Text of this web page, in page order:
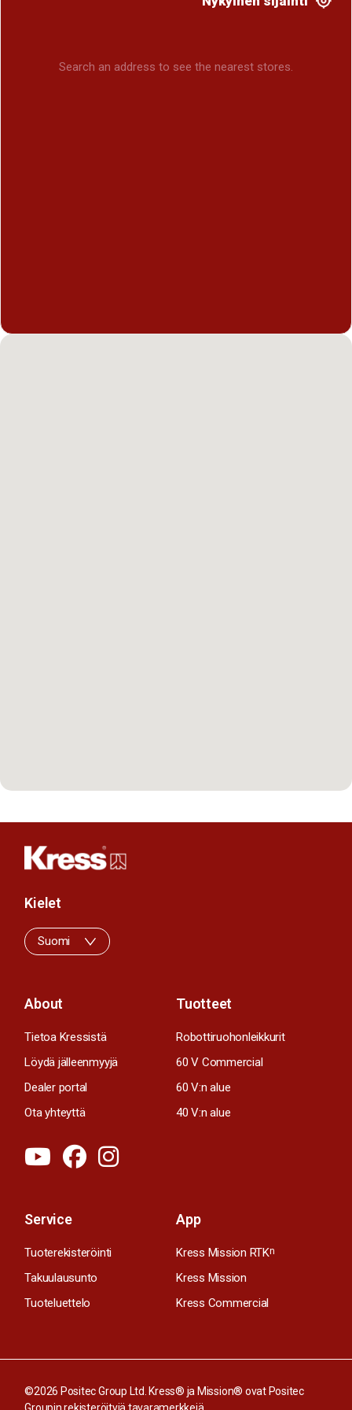
Search an address to see the nearest stores.
About
Tietoa Kressistä
Löydä jälleenmyyjä
Dealer portal
Ota yhteyttä
Tuotteet
Robottiruohonleikkurit
60 V Commercial
60 V:n alue
40 V:n alue
Service
Tuoterekisteröinti
Takuulausunto
Tuoteluettelo
App
Kress Mission RTKn
Kress Mission
Kress Commercial
Kielet
Suomi
©2026 Positec Group Ltd. Kress® ja Mission® ovat Positec
Groupin rekisteröityjä tavaramerkkejä.